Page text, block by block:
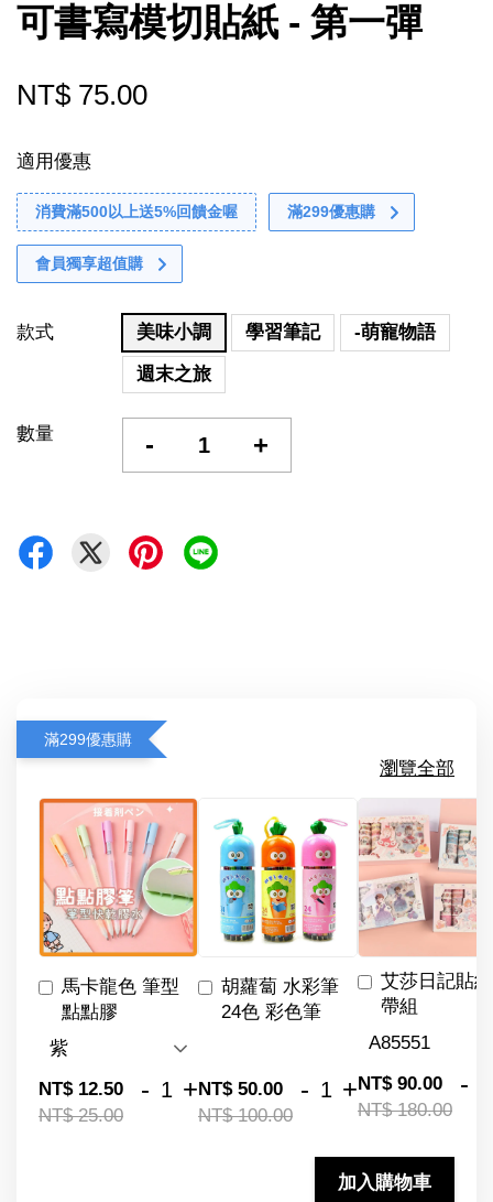
可書寫模切貼紙 - 第一彈
NT$ 75.00
適用優惠
消費滿500以上送5%回饋金喔 滿299優惠購
會員獨享超值購
款式 美味小調 學習筆記
-萌寵物語
週末之旅
數量 - +
滿299優惠購
瀏覽全部
馬卡龍色 筆型
點點膠
NT$ 12.50
NT$ 25.00
- +
胡蘿蔔 水彩筆
24色 彩色筆
NT$ 50.00
NT$ 100.00
- +
艾莎日記貼
帶組
NT$ 90.00
NT$ 180.00
-
加入購物車